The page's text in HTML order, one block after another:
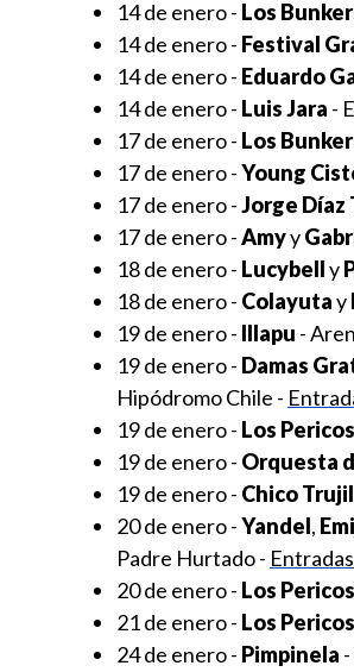
14 de enero - Los
14 de enero - Festival
14 de enero - Eduardo
14 de enero - Luis Jara -
17 de enero - Los
17 de enero -Young
17 de enero -Jorge Díaz
17 de enero -Amyy
18 de enero - Lucybelly
18 de enero - Colayutay
19 de enero - Illapu -
19 de enero - Damas
Hipódromo Chile -
19 de enero - Los Pericos
19 de enero - Orquesta
19 de enero - Chico
20 de enero -Yandel,
Padre Hurtado - Entradas
20 de enero - Los Pericos
21 de enero - Los Pericos
24 de enero - Pimpinela